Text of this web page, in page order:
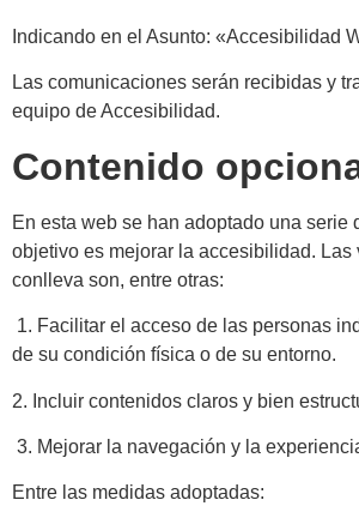
Indicando en el Asunto: «Accesibilidad
Las comunicaciones serán recibidas y
equipo de Accesibilidad.
Contenido
En esta web se han adoptado una serie
objetivo es mejorar la accesibilidad. Las
conlleva son, entre otras:
1. Facilitar el acceso de las personas
de su condición física o de su entorno.
2. Incluir contenidos claros y bien
3. Mejorar la navegación y la
Entre las medidas adoptadas: